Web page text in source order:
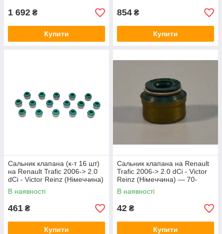
1 692 ₴
Купити
854 ₴
Купити
Сальник клапана (к-т 16 шт)
на Renault Trafic 2006-> 2.0
dCi - Victor Reinz (Німеччина)
— 12-33512-02
В наявності
461 ₴
Купити
Сальник клапана на Renault
Trafic 2006-> 2.0 dCi - Victor
Reinz (Німеччина) — 70-
33512-00
В наявності
42 ₴
Купити